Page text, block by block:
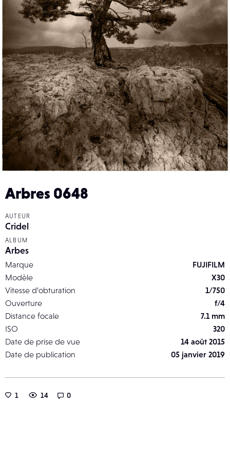
Arbres 0648
AUTEUR
Cridel
ALBUM
Arbes
Marque
FUJIFILM
Modèle
X30
Vitesse d’obturation
1/750
Ouverture
f/4
Distance focale
7.1 mm
ISO
320
Date de prise de vue
14 août 2015
Date de publication
05 janvier 2019
1 14 0